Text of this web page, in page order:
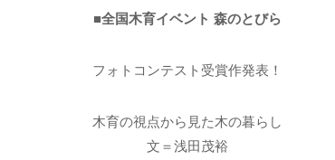
■全国木育イベント 森のとびら
フォトコンテスト受賞作発表！
木育の視点から見た木の暮らし
文＝浅田茂裕